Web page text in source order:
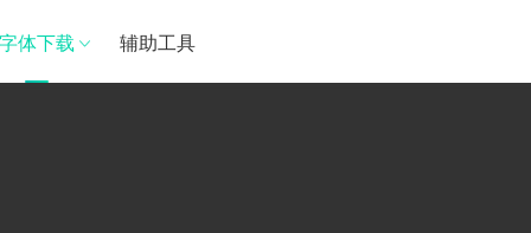
字体下载 辅助工具